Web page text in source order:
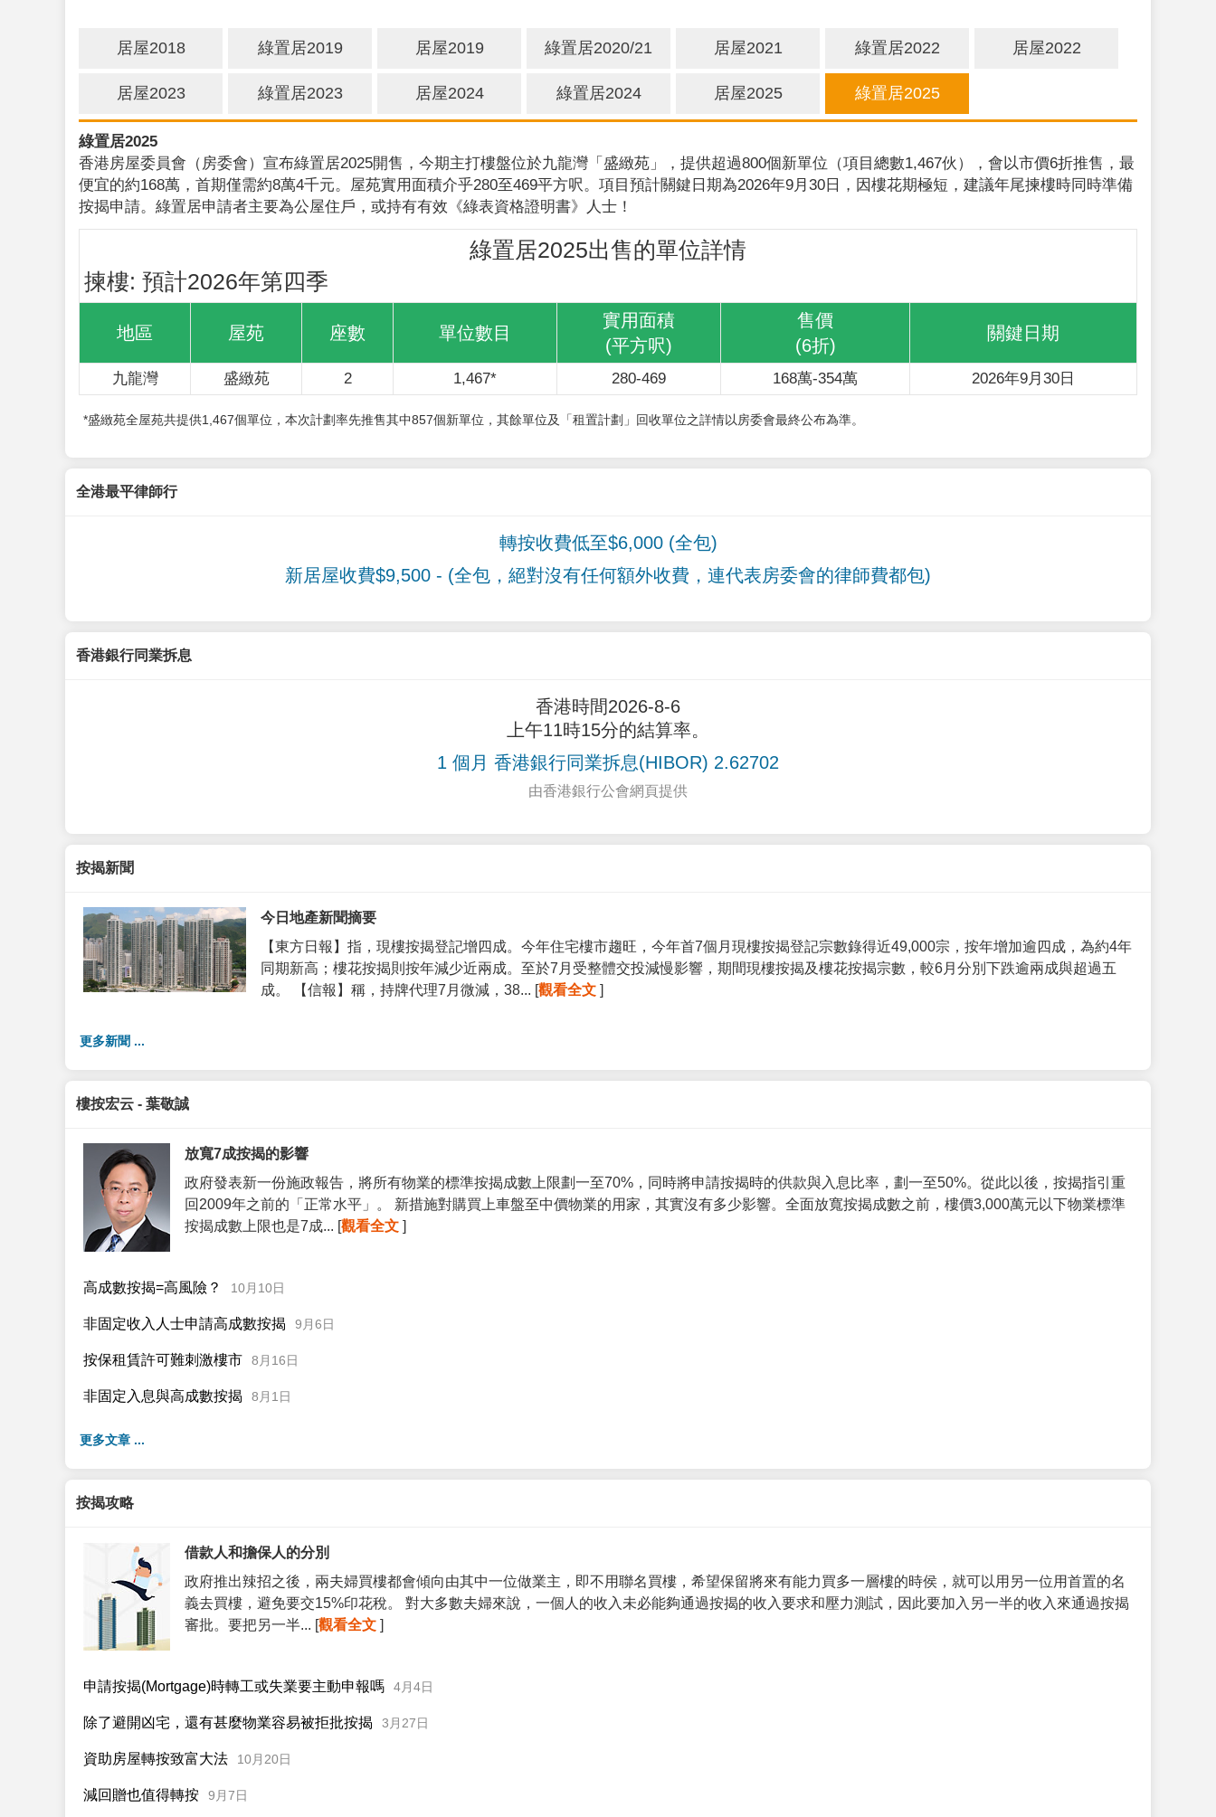
居屋2018 綠置居2019 居屋2019 綠置居2020/21 居屋2021 綠置居2022 居屋2022
居屋2023 綠置居2023 居屋2024 綠置居2024 居屋2025 綠置居2025
綠置居2025
香港房屋委員會（房委會）宣布綠置居2025開售，今期主打樓盤位於九龍灣「盛緻苑」，提供超過800個新單位（項目總數1,467伙），會以市價6折推售，最
便宜的約168萬，首期僅需約8萬4千元。屋苑實用面積介乎280至469平方呎。項目預計關鍵日期為2026年9月30日，因樓花期極短，建議年尾揀樓時同時準備
按揭申請。綠置居申請者主要為公屋住戶，或持有有效《綠表資格證明書》人士！
綠置居2025出售的單位詳情
揀樓: 預計2026年第四季
地區 屋苑 座數 單位數目
實用面積
(平方呎)
售價
(6折)
關鍵日期
九龍灣 盛緻苑 2 1,467* 280-469 168萬-354萬 2026年9月30日
*盛緻苑全屋苑共提供1,467個單位，本次計劃率先推售其中857個新單位，其餘單位及「租置計劃」回收單位之詳情以房委會最終公布為準。
全港最平律師行
轉按收費低至$6,000 (全包)
新居屋收費$9,500 - (全包，絕對沒有任何額外收費，連代表房委會的律師費都包)
香港銀行同業拆息
香港時間2026-8-6
上午11時15分的結算率。
1 個月 香港銀行同業拆息(HIBOR) 2.62702
由香港銀行公會網頁提供
按揭新聞
今日地產新聞摘要
【東方日報】指，現樓按揭登記增四成。今年住宅樓市趨旺，今年首7個月現樓按揭登記宗數錄得近49,000宗，按年增加逾四成，為約4年
同期新高；樓花按揭則按年減少近兩成。至於7月受整體交投減慢影響，期間現樓按揭及樓花按揭宗數，較6月分別下跌逾兩成與超過五
成。 【信報】稱，持牌代理7月微減，38... [觀看全文 ]
更多新聞 ...
樓按宏云 - 葉敬誠
放寬7成按揭的影響
政府發表新一份施政報告，將所有物業的標準按揭成數上限劃一至70%，同時將申請按揭時的供款與入息比率，劃一至50%。從此以後，按揭指引重
回2009年之前的「正常水平」。 新措施對購買上車盤至中價物業的用家，其實沒有多少影響。全面放寬按揭成數之前，樓價3,000萬元以下物業標準
按揭成數上限也是7成... [觀看全文 ]
高成數按揭=高風險？ 10月10日
非固定收入人士申請高成數按揭 9月6日
按保租賃許可難刺激樓市 8月16日
非固定入息與高成數按揭 8月1日
更多文章 ...
按揭攻略
借款人和擔保人的分別
政府推出辣招之後，兩夫婦買樓都會傾向由其中一位做業主，即不用聯名買樓，希望保留將來有能力買多一層樓的時侯，就可以用另一位用首置的名
義去買樓，避免要交15%印花稅。 對大多數夫婦來說，一個人的收入未必能夠通過按揭的收入要求和壓力測試，因此要加入另一半的收入來通過按揭
審批。要把另一半... [觀看全文 ]
申請按揭(Mortgage)時轉工或失業要主動申報嗎 4月4日
除了避開凶宅，還有甚麼物業容易被拒批按揭 3月27日
資助房屋轉按致富大法 10月20日
減回贈也值得轉按 9月7日